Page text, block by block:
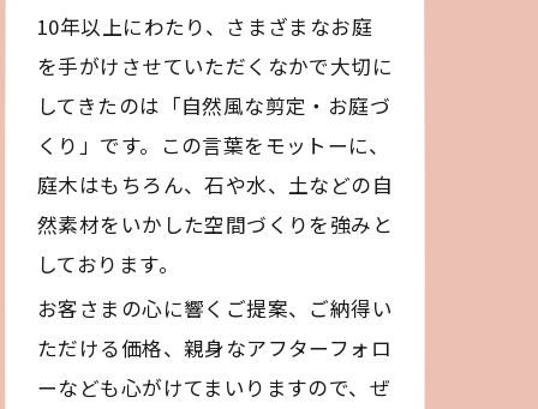
10年以上にわたり、さまざまなお庭
を手がけさせていただくなかで大切に
してきたのは「自然風な剪定・お庭づ
くり」です。この言葉をモットーに、
庭木はもちろん、石や水、土などの自
然素材をいかした空間づくりを強みと
しております。
お客さまの心に響くご提案、ご納得い
ただける価格、親身なアフターフォロ
ーなども心がけてまいりますので、ぜ